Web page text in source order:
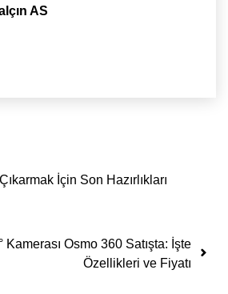
AS
İçin Son Hazırlıkları
Kamerası Osmo 360 Satışta: İşte
Özellikleri ve Fiyatı